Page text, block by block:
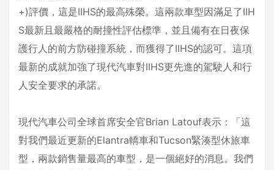
+)評價，這是IIHS的最高殊榮。這兩款車型因滿足了IIH
S最新且最嚴格的耐撞性評估標準，並且備有在日夜保
護行人的前方防碰撞系統，而獲得了IIHS的認可。這項
最新的成就加強了現代汽車對IIHS更先進的駕駛人和行
人安全要求的承諾。
現代汽車公司全球首席安全官Brian Latouf表示：「這
對我們最近更新的Elantra轎車和Tucson緊湊型休旅車
型，兩款銷售量最高的車型，是一個絕好的消息。我們